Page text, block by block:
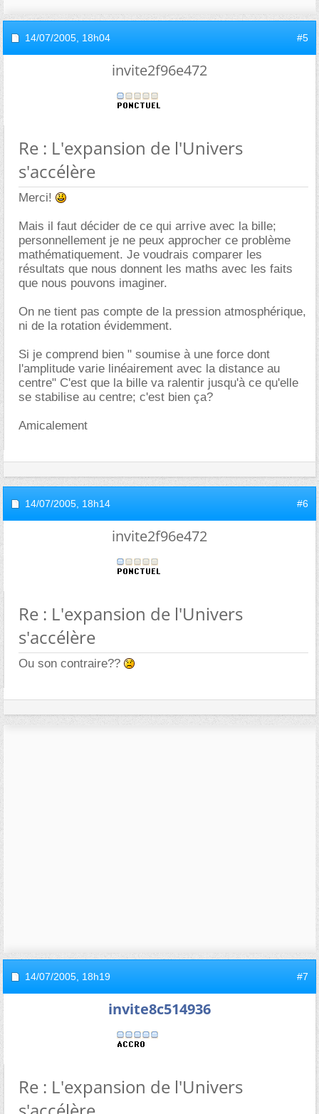
14/07/2005, 18h04 #5
invite2f96e472
Re : L'expansion de l'Univers
s'accélère
Merci!
Mais il faut décider de ce qui arrive avec la bille;
personnellement je ne peux approcher ce problème
mathématiquement. Je voudrais comparer les
résultats que nous donnent les maths avec les faits
que nous pouvons imaginer.
On ne tient pas compte de la pression atmosphérique,
ni de la rotation évidemment.
Si je comprend bien " soumise à une force dont
l'amplitude varie linéairement avec la distance au
centre" C'est que la bille va ralentir jusqu'à ce qu'elle
se stabilise au centre; c'est bien ça?
Amicalement
14/07/2005, 18h14 #6
invite2f96e472
Re : L'expansion de l'Univers
s'accélère
Ou son contraire??
14/07/2005, 18h19 #7
invite8c514936
Re : L'expansion de l'Univers